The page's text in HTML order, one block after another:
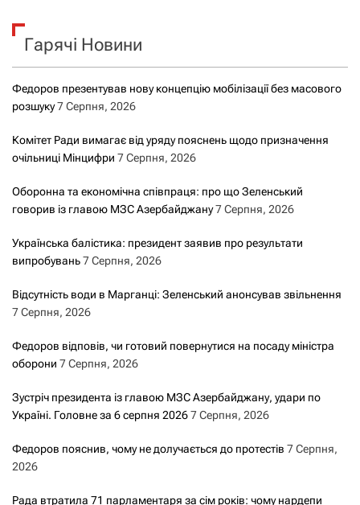
к
Гарячі Новини
Федоров презентував нову концепцію мобілізації без масового
розшуку7 Серпня, 2026
Комітет Ради вимагає від уряду пояснень щодо призначення
очільниці Мінцифри 7 Серпня, 2026
Оборонна та економічна співпраця: про що Зеленський
говорив із главою МЗС Азербайджану7 Серпня, 2026
Українська балістика: президент заявив про результати
випробувань7 Серпня, 2026
Відсутність води в Марганці: Зеленський анонсував звільнення
7 Серпня, 2026
Федоров відповів, чи готовий повернутися на посаду міністра
оборони 7 Серпня, 2026
Зустріч президента із главою МЗС Азербайджану, удари по
Україні. Головне за 6 серпня 20267 Серпня, 2026
Федоров пояснив, чому не долучається до протестів 7 Серпня,
2026
Рада втратила 71 парламентаря за сім років: чому нардепи